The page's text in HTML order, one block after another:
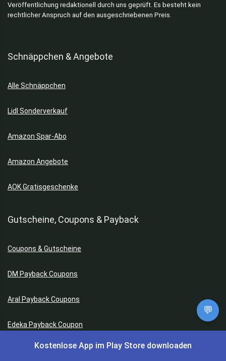
Veröffentlichung redaktionell durch uns geprüft. Es besteht kein
rechtlicher Anspruch auf den ausgeschriebenen Preis.
Schnäppchen & Angebote
Alle Schnäppchen
Lidl Sonderverkauf
Amazon Spar-Abo
Amazon Angebote
AOK Gratisgeschenke
Gutscheine, Coupons & Payback
Coupons & Gutscheine
DM Payback Coupons
Aral Payback Coupons
Edeka Payback Coupon
Burger King Gutscheine
💬
Kostenlose App im Play Store downloaden